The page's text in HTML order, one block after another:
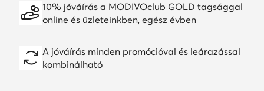
10% jóváírás a MODIVOclub GOLD tagsággal
online és üzleteinkben, egész évben
A jóváírás minden promócióval és leárazással
kombinálható